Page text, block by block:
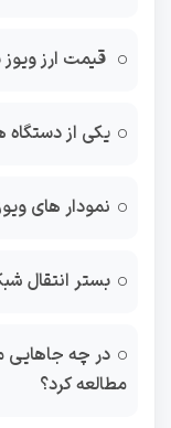
قیمت ارز
یکی از
نمودار های
بستر انتقال
در چه جاهایی
مطالعه کرد؟